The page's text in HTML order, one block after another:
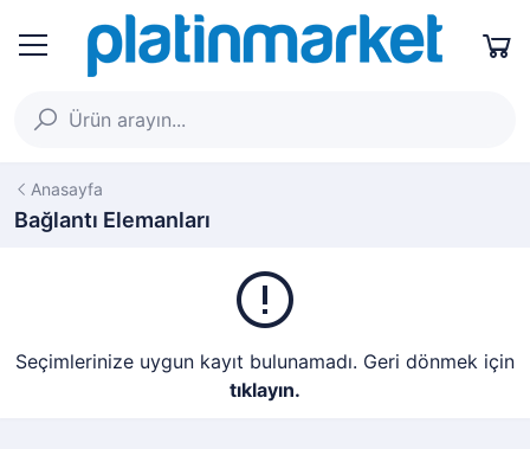
Anasayfa
Bağlantı Elemanları
Seçimlerinize uygun kayıt bulunamadı. Geri dönmek için
tıklayın.